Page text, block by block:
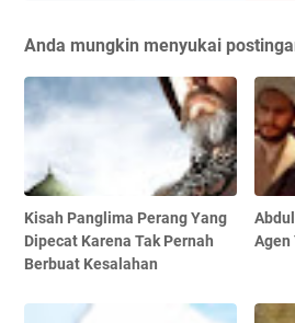
Anda mungkin menyukai
Kisah Panglima Perang Yang
Dipecat Karena Tak Pernah
Berbuat Kesalahan
Agen